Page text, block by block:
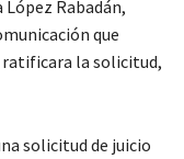
López Rabadán,
que
ratificara la solicitud,
solicitud de juicio